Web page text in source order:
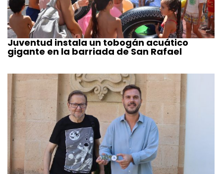
Juventud instala un tobogán acuático
gigante en la barriada de San Rafael